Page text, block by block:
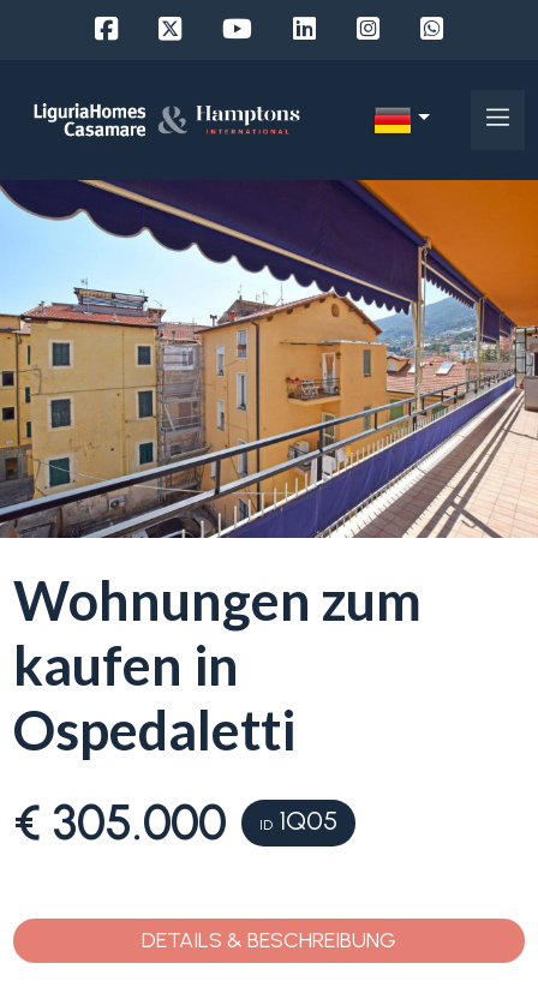
Wohnungen zum
kaufen in
Ospedaletti
€ 305.000 ID 1Q05
DETAILS & BESCHREIBUNG
EN
RU
Über
uns
Unsere
Dienstleistungen
Blumenriviera
Objektsuche
Blog
Kontakt
suchen
Sie?
Provinz
Ort
Immobilientyp
Mehrfachauswahl
Alle